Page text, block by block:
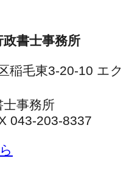
書士事務所
稲毛東3-20-10 エク
事務所
043-203-8337